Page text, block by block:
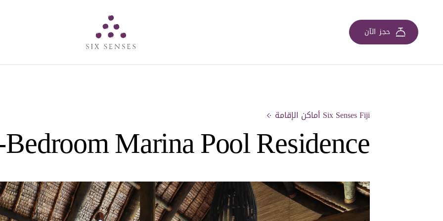
حجز الآن
Six Senses Fiji أماكن الإقامة
Marina Pool Residence